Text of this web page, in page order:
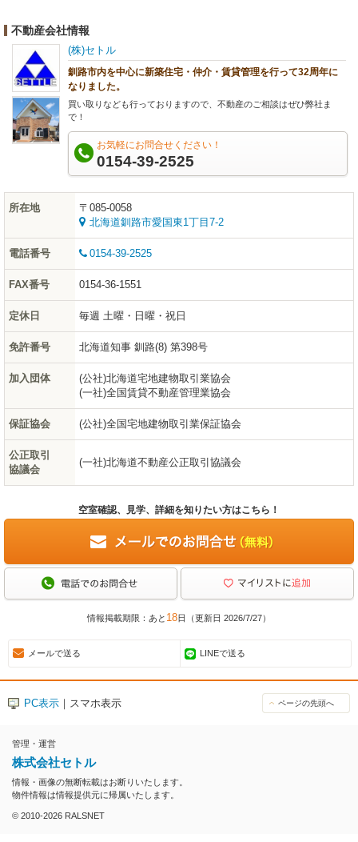
不動産会社情報
(株)セトル
釧路市内を中心に新築住宅・仲介・賃貸管理を行って32周年に
なりました。
買い取りなども行っておりますので、不動産のご相談はぜひ弊社ま
で！
お気軽にお問合せください！
0154-39-2525
所在地
〒085-0058
北海道釧路市愛国東1丁目7-2
電話番号 0154-39-2525
FAX番号 0154-36-1551
定休日 毎週 土曜・日曜・祝日
免許番号 北海道知事 釧路(8) 第398号
加入団体
(公社)北海道宅地建物取引業協会
(一社)全国賃貸不動産管理業協会
保証協会 (公社)全国宅地建物取引業保証協会
公正取引
協議会
(一社)北海道不動産公正取引協議会
空室確認、見学、詳細を知りたい方はこちら！
情報掲載期限：あと 18日（更新日 2026/7/27）
メールで送る LINEで送る
PC表示 ｜スマホ表示 ページの先頭へ
管理・運営
株式会社セトル
情報・画像の無断転載はお断りいたします。
物件情報は情報提供元に帰属いたします。
© 2010-2026 RALSNET